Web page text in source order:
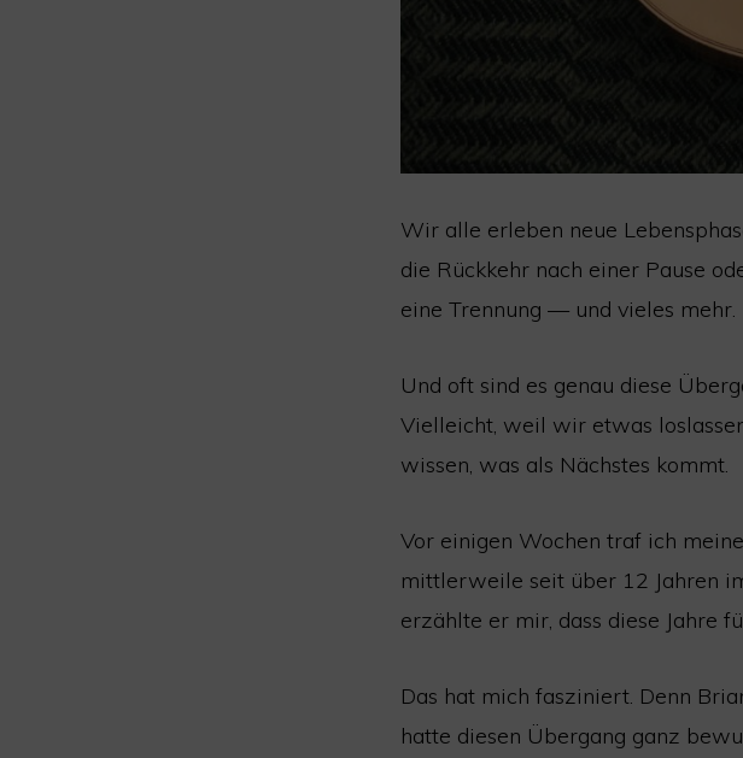
Wir alle erleben neue
die Rückkehr nach einer Pause
eine Trennung — und vieles mehr.
Und oft sind es genau diese
Vielleicht, weil wir etwas
wissen, was als Nächstes kommt.
Vor einigen Wochen traf ich
mittlerweile seit über 12 Jahren
erzählte er mir, dass diese Jahre
Das hat mich fasziniert. Denn
hatte diesen Übergang ganz